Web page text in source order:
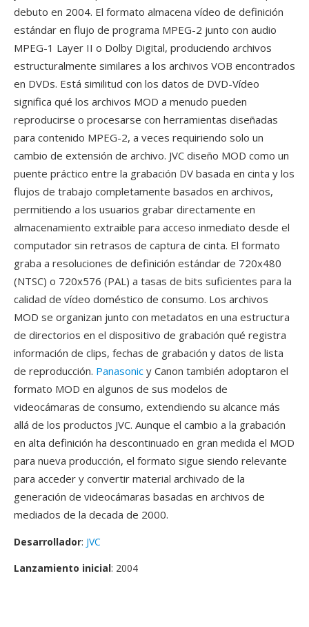
debuto en 2004. El formato almacena vídeo de definición
estándar en flujo de programa MPEG-2 junto con audio
MPEG-1 Layer II o Dolby Digital, produciendo archivos
estructuralmente similares a los archivos VOB encontrados
en DVDs. Está similitud con los datos de DVD-Vídeo
significa qué los archivos MOD a menudo pueden
reproducirse o procesarse con herramientas diseñadas
para contenido MPEG-2, a veces requiriendo solo un
cambio de extensión de archivo. JVC diseño MOD como un
puente práctico entre la grabación DV basada en cinta y los
flujos de trabajo completamente basados en archivos,
permitiendo a los usuarios grabar directamente en
almacenamiento extraible para acceso inmediato desde el
computador sin retrasos de captura de cinta. El formato
graba a resoluciones de definición estándar de 720x480
(NTSC) o 720x576 (PAL) a tasas de bits suficientes para la
calidad de vídeo doméstico de consumo. Los archivos
MOD se organizan junto con metadatos en una estructura
de directorios en el dispositivo de grabación qué registra
información de clips, fechas de grabación y datos de lista
de reproducción. Panasonic y Canon también adoptaron el
formato MOD en algunos de sus modelos de
videocámaras de consumo, extendiendo su alcance más
allá de los productos JVC. Aunque el cambio a la grabación
en alta definición ha descontinuado en gran medida el MOD
para nueva producción, el formato sigue siendo relevante
para acceder y convertir material archivado de la
generación de videocámaras basadas en archivos de
mediados de la decada de 2000.
Desarrollador: JVC
Lanzamiento inicial: 2004